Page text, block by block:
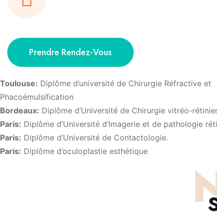
Prendre Rendez-Vous
Toulouse: Diplôme d’université de Chirurgie Réfractive et
Phacoémulsification
Bordeaux: Diplôme d’Université de Chirurgie vitréo-
Paris: Diplôme d’Université d’Imagerie et de pathologie
Paris: Diplôme d’Université de Contactologie.
Paris: Diplôme d’oculoplastie esthétique